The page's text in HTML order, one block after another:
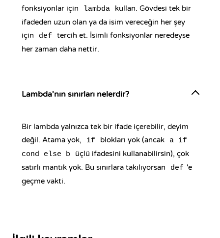
fonksiyonlar için
lambda
kullan. Gövdesi tek bir
ifadeden uzun olan ya da isim vereceğin her şey
için
def
tercih et. İsimli fonksiyonlar neredeyse
her zaman daha nettir.
Lambda'nın sınırları nelerdir?
Bir lambda yalnızca tek bir ifade içerebilir, deyim
değil. Atama yok,
if blokları yok (ancak
a if
cond else b
üçlü ifadesini kullanabilirsin), çok
satırlı mantık yok. Bu sınırlara takılıyorsan
def 'e
geçme vakti.